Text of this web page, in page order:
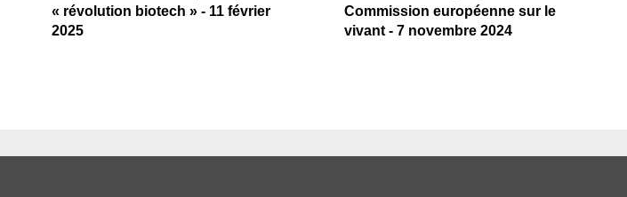
« révolution biotech » - 11 février
2025
Commission européenne sur le
vivant - 7 novembre 2024